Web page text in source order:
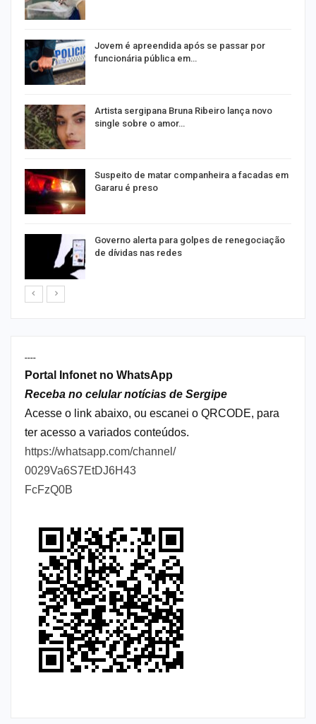
Jovem é apreendida após se passar por
funcionária pública em…
Artista sergipana Bruna Ribeiro lança novo
single sobre o amor…
Suspeito de matar companheira a facadas em
Gararu é preso
Governo alerta para golpes de renegociação
de dívidas nas redes
----
Portal Infonet no WhatsApp
Receba no celular notícias de Sergipe
Acesse o link abaixo, ou escanei o QRCODE, para
ter acesso a variados conteúdos.
https://whatsapp.com/channel/
0029Va6S7EtDJ6H43
FcFzQ0B